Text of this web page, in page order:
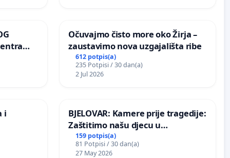
stabala
Očuvajmo čisto more oko Žirja –
zaustavimo nova uzgajališta ribe
612 potpis(a)
235 Potpisi / 30 dan(a)
2 Jul 2026
i
BJELOVAR: Kamere prije tragedije:
Zaštitimo našu djecu u
Vukovarskoj!
159 potpis(a)
81 Potpisi / 30 dan(a)
27 May 2026